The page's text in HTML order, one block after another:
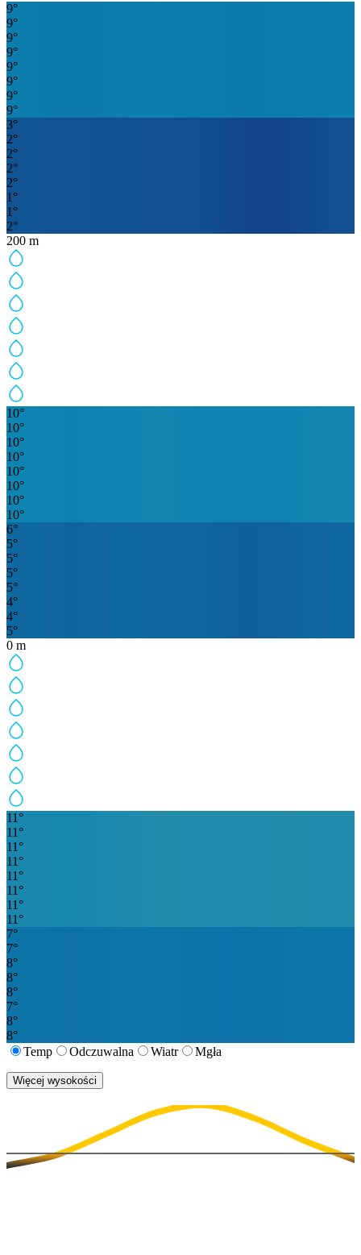
9°
9°
9°
9°
9°
9°
9°
9°
3°
2°
2°
2°
2°
1 °
1 °
2°
200 m
10°
10°
10°
10°
10°
10°
10°
10°
6°
5°
5°
5°
5°
4°
4°
5°
0 m
11 °
11 °
11 °
11 °
11 °
11 °
11 °
11 °
7°
7°
8°
8°
8°
7°
8°
8°
Temp
Odczuwalna Wiatr Mgła
Więcej wysokości